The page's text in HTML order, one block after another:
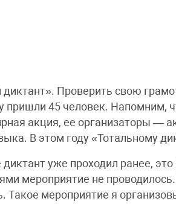
Проверить свою
пришли 45 человек. Напомним,
акция, ее организаторы —
В этом году «Тотальному
уже проходил ранее,
мероприятие не
Такое мероприятие я